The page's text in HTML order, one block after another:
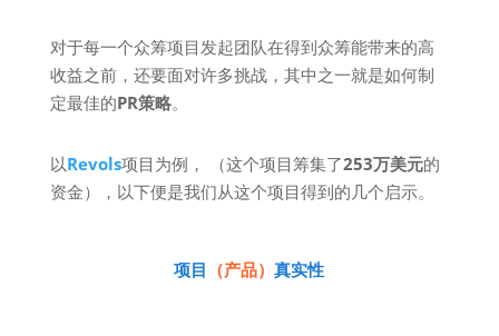
对于每一个众筹项目发起团队在得到众筹能带来的高
收益之前，还要面对许多挑战，其中之一就是如何制
定最佳的PR策略。
以Revols项目为例， （这个项目筹集了253万美元的
资金），以下便是我们从这个项目得到的几个启示。
项目 （产品）真实性